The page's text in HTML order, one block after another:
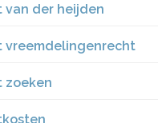
van der heijden
vreemdelingenrecht
zoeken